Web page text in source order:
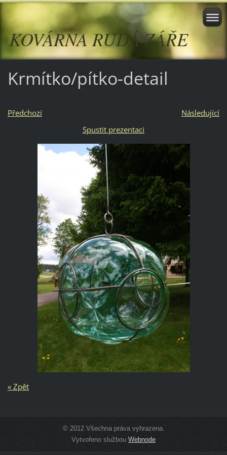
KOVÁRNA RUDÁ ZÁŘE
Krmítko/pítko-detail
Předchozí
Následující
Spustit prezentaci
« Zpět
© 2012 Všechna práva vyhrazena.
Vytvořeno službouWebnode